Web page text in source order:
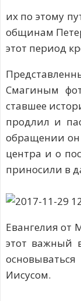
их по этому
общинам
этот период
Смагиным
ставшее
продлил и
обращении он
центра и о
приносили в
Евангелия от
этот важный
Иисусом.